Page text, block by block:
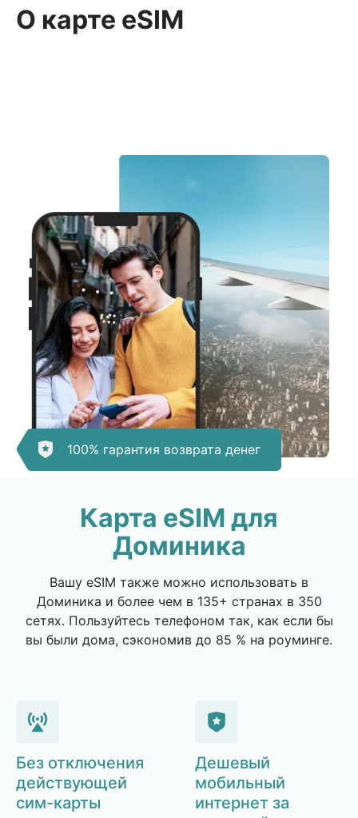
О карте eSIM
100% гарантия возврата денег
Карта eSIM для
Доминика
Вашу eSIM также можно использовать в
Доминика и более чем в 135+ странах в 350
сетях. Пользуйтесь телефоном так, как если бы
вы были дома, сэкономив до 85 % на роуминге.
Без отключения
действующей
сим-карты
Дешевый
мобильный
интернет за